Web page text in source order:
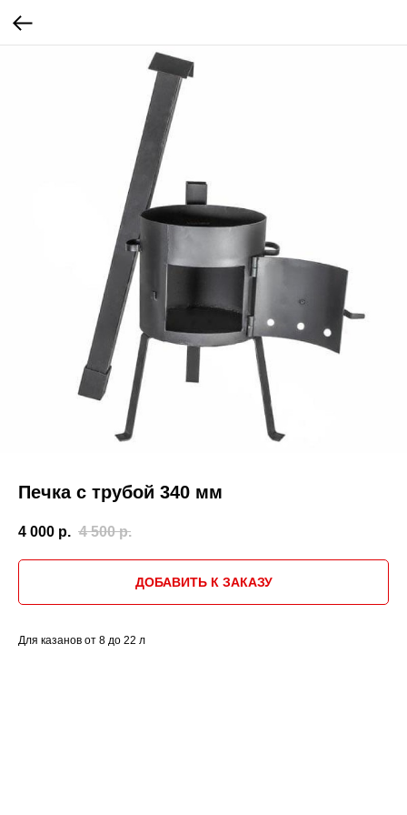
Печка с трубой 340 мм
4 000 р. 4 500 р.
ДОБАВИТЬ К ЗАКАЗУ
Для казанов от 8 до 22 л